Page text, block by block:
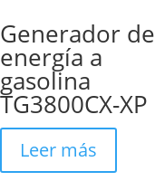
Generador de
energía a
gasolina
TG3800CX-XP
Leer más